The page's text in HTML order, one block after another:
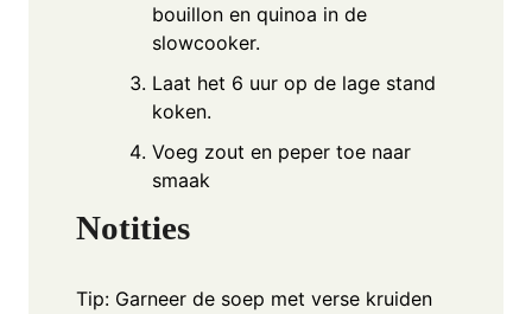
bouillon en quinoa in de
slowcooker.
Laat het 6 uur op de lage stand
koken.
Voeg zout en peper toe naar
smaak
Notities
Tip: Garneer de soep met verse kruiden